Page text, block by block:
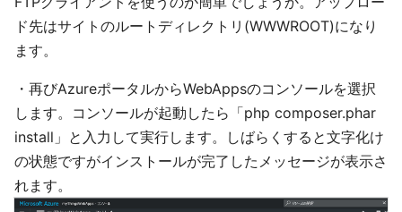
ド先はサイトのルートディレクトリ(WWWROOT)になり
ます。
・再びAzureポータルからWebAppsのコンソールを選択
します。コンソールが起動したら「php composer.phar
install」と入力して実行します。しばらくすると文字化け
の状態ですがインストールが完了したメッセージが表示さ
れます。